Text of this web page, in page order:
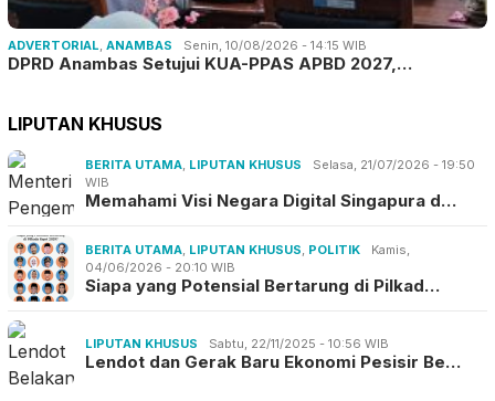
ADVERTORIAL, ANAMBAS Senin, 10/08/2026 - 14:15 WIB
DPRD Anambas Setujui KUA-PPAS APBD 2027,…
LIPUTAN KHUSUS
BERITA UTAMA, LIPUTAN KHUSUS
Selasa, 21/07/2026 - 19:50
WIB
Memahami Visi Negara Digital Singapura d…
BERITA UTAMA, LIPUTAN KHUSUS, POLITIK
Kamis,
04/06/2026 - 20:10 WIB
Siapa yang Potensial Bertarung di Pilkad…
LIPUTAN KHUSUS Sabtu, 22/11/2025 - 10:56 WIB
Lendot dan Gerak Baru Ekonomi Pesisir Be…